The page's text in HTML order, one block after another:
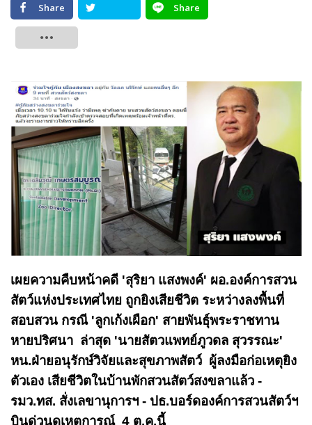
Share
Share
เผยความคืบหน้าคดี 'สุริยา แสงพงค์' ผอ.องค์การสวน
สัตว์แห่งประเทศไทย ถูกยิงเสียชีวิต ระหว่างลงพื้นที่
สอบสวน กรณี 'ลูกเก้งเผือก' สายพันธุ์พระราชทาน
หายปริศนา ล่าสุด 'นายสัตวแพทย์ภูวดล สุวรรณะ'
หน.ฝ่ายอนุรักษ์วิจัยและสุขภาพสัตว์ ผู้ลงมือก่อเหตุยิง
ตัวเอง เสียชีวิตในบ้านพักสวนสัตว์สงขลาแล้ว -
รมว.ทส. สั่งเลขานุการฯ - ปธ.บอร์ดองค์การสวนสัตว์ฯ
บินด่วนดูเหตุการณ์ 4 ต.ค.นี้